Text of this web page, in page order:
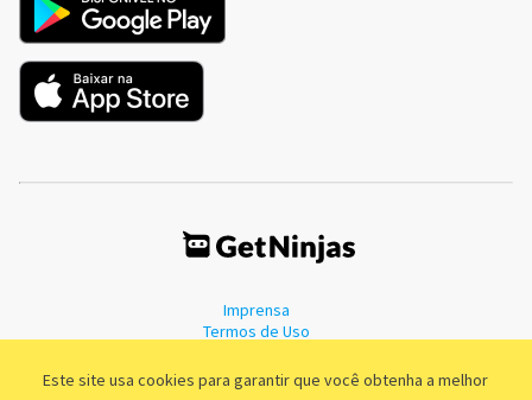
Este site usa cookies para garantir que você obtenha a melhor
Imprensa
Termos de Uso